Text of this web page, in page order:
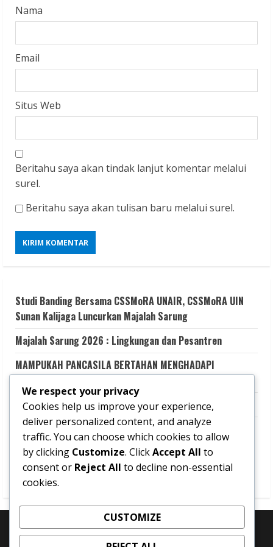
Nama
Email
Situs Web
Beritahu saya akan tindak lanjut komentar melalui
surel.
Beritahu saya akan tulisan baru melalui surel.
Studi Banding Bersama CSSMoRA UNAIR, CSSMoRA UIN
Sunan Kalijaga Luncurkan Majalah Sarung
Majalah Sarung 2026 : Lingkungan dan Pesantren
MAMPUKAH PANCASILA BERTAHAN MENGHADAPI
Aku Memilih Terluka
Transformasi Dakwah Digital Kolaboratif untuk Literasi
Keagamaan yang Kritis dan Kredibel melalui Santri LINK
(Learning and Information Network for Knowledge-
sharing)
jurnalistik cssmorauinsuka
We respect your privacy
Cookies help us improve your experience,
deliver personalized content, and analyze
traffic. You can choose which cookies to allow
by clicking Customize. ClickAccept All to
consent or Reject All to decline non-essential
cookies.
CUSTOMIZE